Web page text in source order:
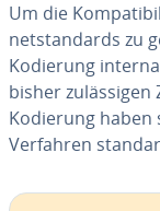
Um die
net­stan­dards zu
Kodierung
bisher zu­läs­si­gen
Kodierung haben
Verfahren